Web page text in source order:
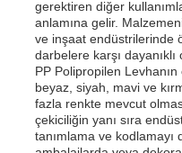
gerektiren diğer
anlamına gelir.
ve inşaat endüstrilerinde
darbelere karşı dayanıklı
PP Polipropilen
beyaz, siyah, mavi ve
fazla renkte mevcut
çekiciliğin yanı sıra
tanımlama ve kodlamayı